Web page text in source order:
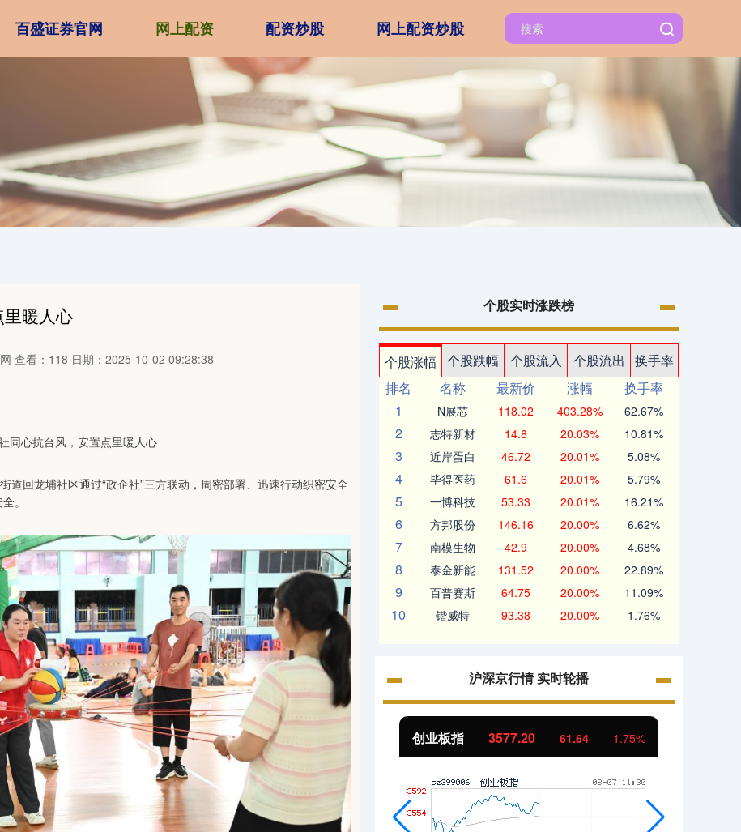
百盛证券官网 网上配资 配资炒股 网上配资炒股
暖人心
查看：118 日期：2025-10-02 09:28:38
道回龙埔社区通过“政企社”三方联动，周密部署、迅速行动织密安全
。
个股实时涨跌榜
个股涨幅 个股跌幅 个股流入 个股流出
换手率
排名
名称 最新价 涨幅
换手率
1
N展芯 118.02 403.28% 62.67%
2 志特新材 14.8 20.03% 10.81%
3 近岸蛋白 46.72 20.01% 5.08%
4 毕得医药 61.6 20.01% 5.79%
5 一博科技 53.33 20.01% 16.21%
6 方邦股份 146.16 20.00% 6.62%
7 南模生物 42.9 20.00% 4.68%
8 泰金新能 131.52 20.00% 22.89%
9 百普赛斯 64.75 20.00% 11.09%
10 锴威特 93.38 20.00% 1.76%
沪深京行情 实时轮播
0.83% 北证50 1129.72 6.84 创业板指 3577.20 61.64 1.75%